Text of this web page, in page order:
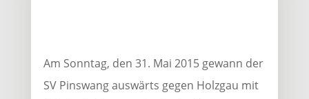
Am Sonntag, den 31. Mai 2015 gewann der
SV Pinswang auswärts gegen Holzgau mit